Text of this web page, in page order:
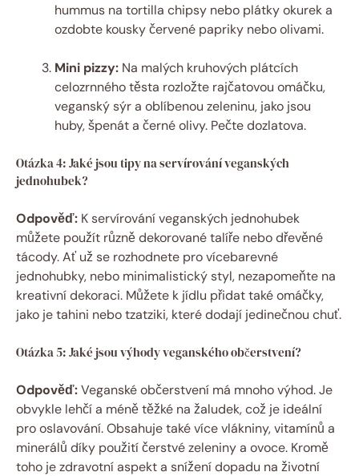
hummus na tortilla chipsy nebo plátky okurek a
ozdobte kousky červené papriky nebo olivami.
Mini pizzy: Na malých kruhových plátcích
celozrnného těsta rozložte rajčatovou omáčku,
veganský sýr a oblíbenou zeleninu, jako jsou
huby, špenát a černé olivy. Pečte dozlatova.
Otázka 4: Jaké jsou tipy na servírování veganských
jednohubek?
Odpověď: K servírování veganských jednohubek
můžete použít různě dekorované talíře nebo dřevěné
tácody. Ať už se rozhodnete pro vícebarevné
jednohubky, nebo minimalistický styl, nezapomeňte na
kreativní dekoraci. Můžete k jídlu přidat také omáčky,
jako je tahini nebo tzatziki, které dodají jedinečnou chuť.
Otázka 5: Jaké jsou výhody veganského občerstvení?
Odpověď:Veganské občerstvení má mnoho výhod. Je
obvykle lehčí a méně těžké na žaludek, což je ideální
pro oslavování. Obsahuje také více vlákniny, vitamínů a
minerálů díky použití čerstvé zeleniny a ovoce. Kromě
toho je zdravotní aspekt a snížení dopadu na životní